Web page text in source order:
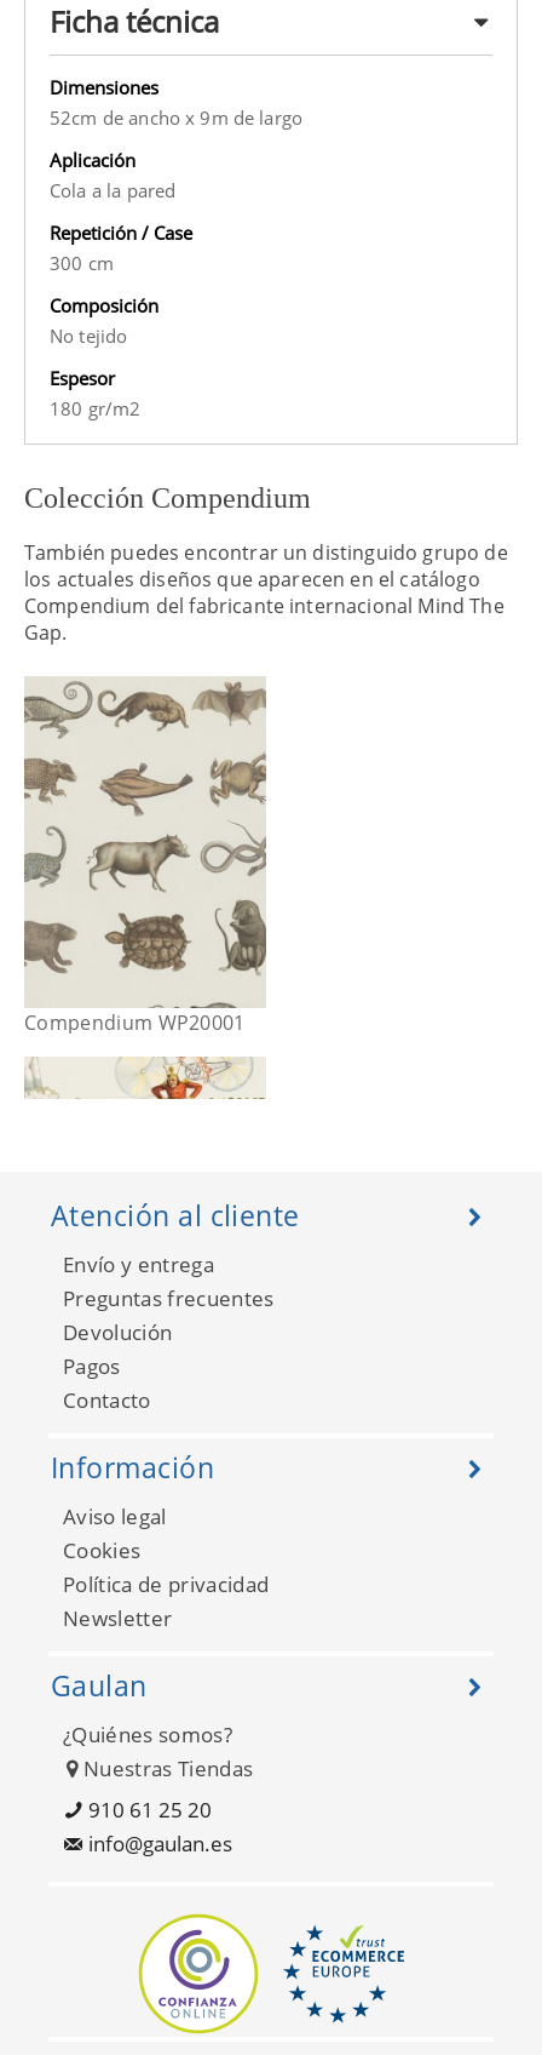
Ficha técnica
Dimensiones
52cm de ancho x 9m de largo
Aplicación
Cola a la pared
Repetición / Case
300 cm
Composición
No tejido
Espesor
180 gr/m2
Colección Compendium
También puedes encontrar un distinguido grupo de
los actuales diseños que aparecen en el catálogo
Compendium del fabricante internacional Mind The
Gap.
Compendium WP20001
Compendium WP20002
Compendium WP20003
Atención al cliente
Envío y entrega
Preguntas frecuentes
Devolución
Pagos
Contacto
Información
Aviso legal
Cookies
Política de privacidad
Newsletter
Gaulan
¿Quiénes somos?
Nuestras Tiendas
910 61 25 20
info@gaulan.es